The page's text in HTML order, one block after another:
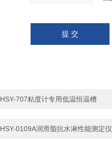
HSY-707粘度计专用低温恒温槽
HSY-0109A润滑脂抗水淋性能测定仪